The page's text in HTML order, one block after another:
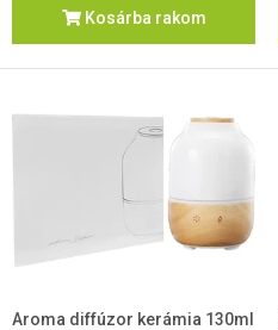
Kosárba rakom
Aroma diffúzor kerámia 130ml